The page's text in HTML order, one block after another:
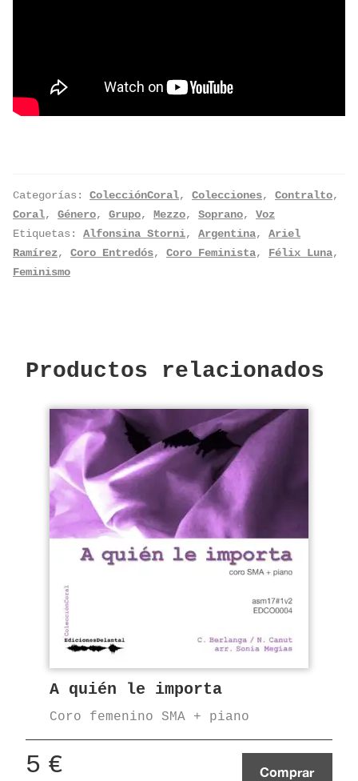
Categorías: ColecciónCoral, Colecciones, Contralto,
Coral, Género, Grupo, Mezzo, Soprano, Voz
Etiquetas: Alfonsina Storni, Argentina, Ariel
Ramírez, Coro Entredós, Coro Feminista, Félix Luna,
Feminismo
Productos relacionados
A quién le importa
Coro femenino SMA + piano
5 € Comprar